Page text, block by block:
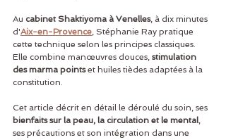
Au cabinet Shaktiyoma à Venelles, à dix minutes
d'Aix-en-Provence, Stéphanie Ray pratique
cette technique selon les principes classiques.
Elle combine manœuvres douces, stimulation
des marma points et huiles tièdes adaptées à la
constitution.
Cet article décrit en détail le déroulé du soin, ses
bienfaits sur la peau, la circulation et le mental,
ses précautions et son intégration dans une